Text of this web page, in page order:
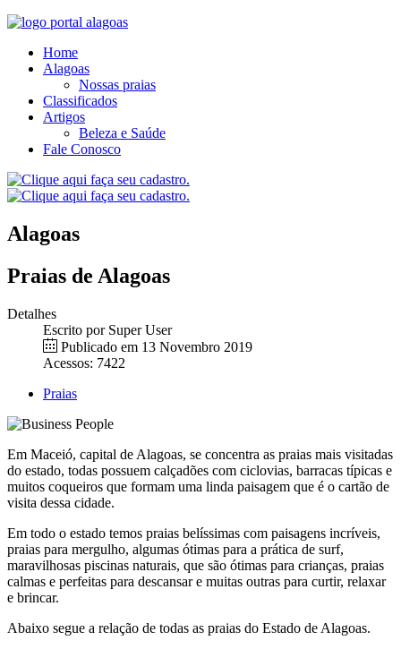
Home
Alagoas
Nossas praias
Classificados
Artigos
Beleza e Saúde
Fale Conosco
Alagoas
Praias de Alagoas
Detalhes
Escrito por Super User
Publicado em 13 Novembro 2019
Acessos: 7422
Praias
Em Maceió, capital de Alagoas, se concentra as praias mais visitadas
do estado, todas possuem calçadões com ciclovias, barracas típicas e
muitos coqueiros que formam uma linda paisagem que é o cartão de
visita dessa cidade.
Em todo o estado temos praias belíssimas com paisagens incríveis,
praias para mergulho, algumas ótimas para a prática de surf,
maravilhosas piscinas naturais, que são ótimas para crianças, praias
calmas e perfeitas para descansar e muitas outras para curtir, relaxar
e brincar.
Abaixo segue a relação de todas as praias do Estado de Alagoas.